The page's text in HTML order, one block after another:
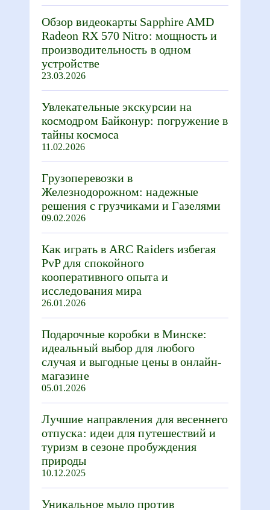
Обзор видеокарты Sapphire AMD
Radeon RX 570 Nitro: мощность и
производительность в одном
устройстве
23.03.2026
Увлекательные экскурсии на
космодром Байконур: погружение в
тайны космоса
11.02.2026
Грузоперевозки в
Железнодорожном: надежные
решения с грузчиками и Газелями
09.02.2026
Как играть в ARC Raiders избегая
PvP для спокойного
кооперативного опыта и
исследования мира
26.01.2026
Подарочные коробки в Минске:
идеальный выбор для любого
случая и выгодные цены в онлайн-
магазине
05.01.2026
Лучшие направления для весеннего
отпуска: идеи для путешествий и
туризм в сезоне пробуждения
природы
10.12.2025
Уникальное мыло против